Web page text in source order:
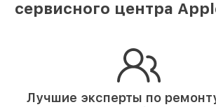
сервисного центра
Лучшие эксперты по